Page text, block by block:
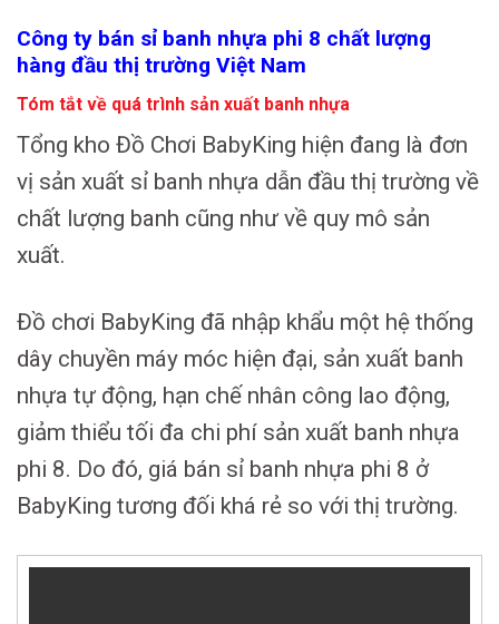
Công ty bán sỉ banh nhựa phi 8 chất lượng
hàng đầu thị trường Việt Nam
Tóm tắt về quá trình sản xuất banh nhựa
Tổng kho Đồ Chơi BabyKing hiện đang là đơn
vị sản xuất sỉ banh nhựa dẫn đầu thị trường về
chất lượng banh cũng như về quy mô sản
xuất.
Đồ chơi BabyKing đã nhập khẩu một hệ thống
dây chuyền máy móc hiện đại, sản xuất banh
nhựa tự động, hạn chế nhân công lao động,
giảm thiểu tối đa chi phí sản xuất banh nhựa
phi 8. Do đó, giá bán sỉ banh nhựa phi 8 ở
BabyKing tương đối khá rẻ so với thị trường.